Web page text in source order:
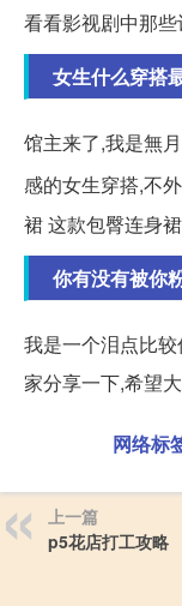
看看影视剧中那些
女生什么穿搭
馆主来了,我是無
感的女生穿搭,不
裙 这款包臀连身
你有没有被你
我是一个泪点比
家分享一下,希望
网络标
上一篇
p5花店打工攻略